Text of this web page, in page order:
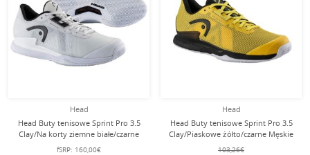
Head
Head Buty tenisowe Sprint Pro 3.5
Clay/Na korty ziemne białe/czarne
Męskie
fSRP: 160,00€
Head
Head Buty tenisowe Sprint Pro 3.5
Clay/Piaskowe żółto/czarne Męskie
103,26€